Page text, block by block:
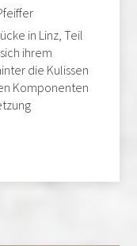
in Linz, Teil
ihrem
die Kulissen
Komponenten